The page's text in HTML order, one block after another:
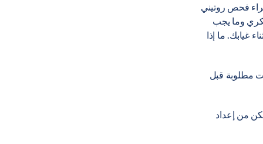
[1]. قم بزيارة طبيبك لإجراء فحص روتيني
وما يجب
غيابك. ما إذا
مطلوبة قبل
من إعداد